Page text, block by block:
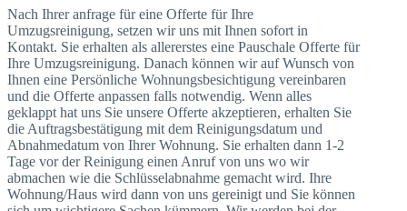
Nach Ihrer anfrage für eine Offerte für Ihre
Umzugsreinigung, setzen wir uns mit Ihnen sofort in
Kontakt. Sie erhalten als allererstes eine Pauschale Offerte für
Ihre Umzugsreinigung. Danach können wir auf Wunsch von
Ihnen eine Persönliche Wohnungsbesichtigung vereinbaren
und die Offerte anpassen falls notwendig. Wenn alles
geklappt hat uns Sie unsere Offerte akzeptieren, erhalten Sie
die Auftragsbestätigung mit dem Reinigungsdatum und
Abnahmedatum von Ihrer Wohnung. Sie erhalten dann 1-2
Tage vor der Reinigung einen Anruf von uns wo wir
abmachen wie die Schlüsselabnahme gemacht wird. Ihre
Wohnung/Haus wird dann von uns gereinigt und Sie können